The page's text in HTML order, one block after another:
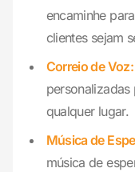
encaminhe
clientes sejam
Correio de Voz:
personalizadas
qualquer lugar.
Música de
música de